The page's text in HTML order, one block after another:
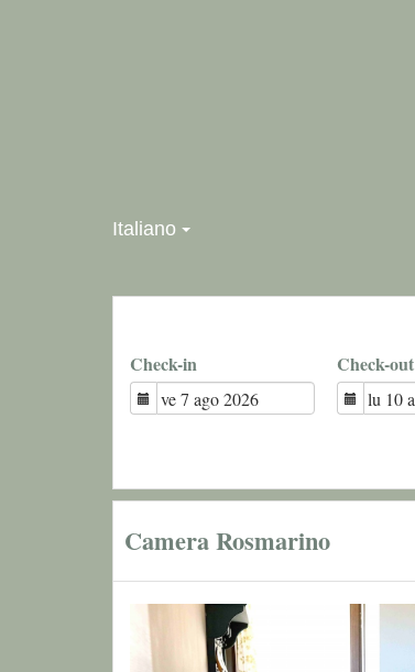
Italiano
Check-in Check-out
Camera Rosmarino
Previous